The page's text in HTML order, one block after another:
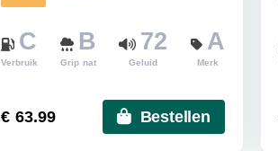
C
Verbruik
B
Grip nat
72
Geluid
A
Merk
€ 63.99 Bestellen